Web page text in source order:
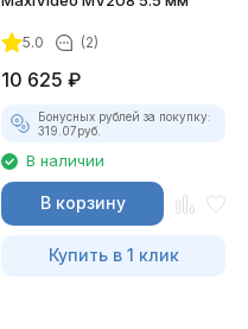
5.0 (2)
10 625 ₽
Бонусных рублей за покупку:
319.07руб.
В наличии
В корзину
Купить в 1 клик